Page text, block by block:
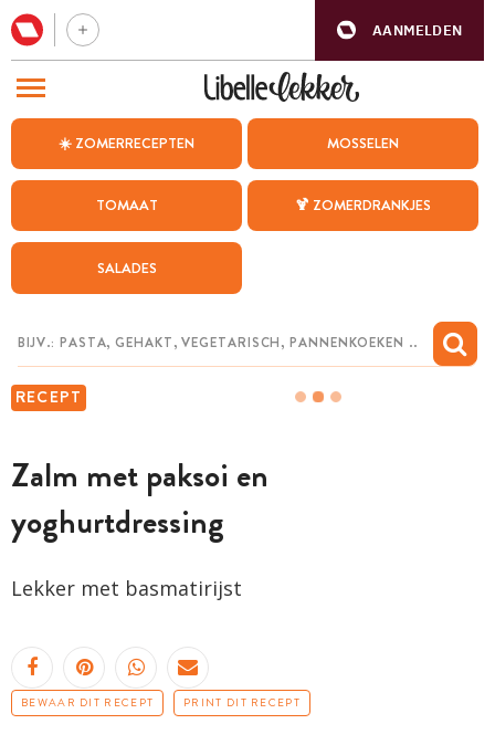
AANMELDEN
☀️ ZOMERRECEPTEN MOSSELEN
TOMAAT 🍹 ZOMERDRANKJES
SALADES
RECEPT
Zalm met paksoi en
yoghurtdressing
Lekker met basmatirijst
BEWAAR DIT RECEPT PRINT DIT RECEPT
BEZOEK ONZE ANDERE WEBSITES
WEEKMENU
CHAT MET MAIA
MIJN BEWAARDE RECEPTEN